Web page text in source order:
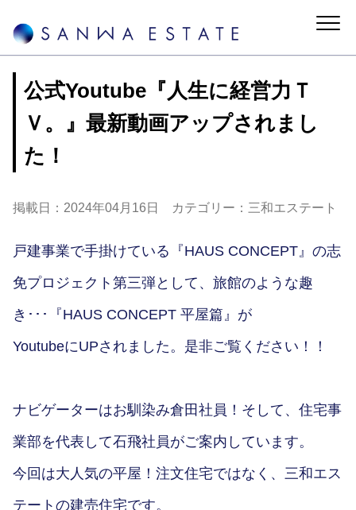
公式Youtube『人生に経営力Ｔ
Ｖ。』最新動画アップされまし
た！
掲載日：2024年04月16日 カテゴリー：三和エステート
戸建事業で手掛けている『HAUS CONCEPT』の志
免プロジェクト第三弾として、旅館のような趣
き･･･『HAUS CONCEPT 平屋篇』が
YoutubeにUPされました。是非ご覧ください！！
ナビゲーターはお馴染み倉田社員！そして、住宅事
業部を代表して石飛社員がご案内しています。
今回は大人気の平屋！注文住宅ではなく、三和エス
テートの建売住宅です。